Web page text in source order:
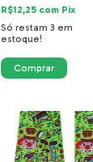
R$12,25 com Pix
Só restam 3 em
estoque!